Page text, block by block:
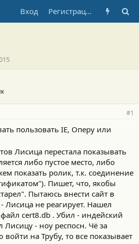
Вход Регистрация
#1
пользовать IE, Оперу или
Лисица перестала показывать
либо пустое место, либо
показать ролик, т.к. соединение
Пишет, что, якобы
Пытаюсь внести сайт в
Лисица не реагирует. Нашел
cert8.db . Убил - индейский
Лисицу - ноу респосн. Чё за
на Трубу, то все показывает